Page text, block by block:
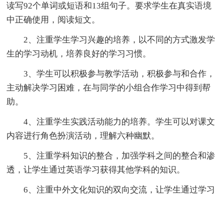
读写92个单词或短语和13组句子。要求学生在真实语境
中正确使用，阅读短文。
2、注重学生学习兴趣的培养，以不同的方式激发学
生的学习动机，培养良好的学习习惯。
3、学生可以积极参与教学活动，积极参与和合作，
主动解决学习困难，在与同学的小组合作学习中得到帮
助。
4、注重学生实践活动能力的培养。学生可以对课文
内容进行角色扮演活动，理解六种幽默。
5、注重学科知识的整合，加强学科之间的整合和渗
透，让学生通过英语学习获得其他学科的知识。
6、注重中外文化知识的双向交流，让学生通过学习